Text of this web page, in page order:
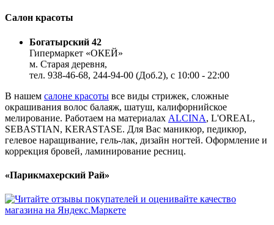
Салон красоты
Богатырский 42
Гипермаркет «ОКЕЙ»
м. Старая деревня,
тел. 938-46-68, 244-94-00 (Доб.2), c 10:00 - 22:00
В нашем салоне красоты все виды стрижек, сложные
окрашивания волос балаяж, шатуш, калифорнийское
мелирование. Работаем на материалах ALCINA, L'OREAL,
SEBASTIAN, KERASTASE. Для Вас маникюр, педикюр,
гелевое наращивание, гель-лак, дизайн ногтей. Оформление и
коррекция бровей, ламинирование ресниц.
«Парикмахерский Рай»